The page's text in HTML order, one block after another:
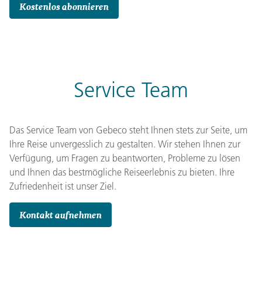
Kostenlos abonnieren
Service Team
Das Service Team von Gebeco steht Ihnen stets zur Seite, um
Ihre Reise unvergesslich zu gestalten. Wir stehen Ihnen zur
Verfügung, um Fragen zu beantworten, Probleme zu lösen
und Ihnen das bestmögliche Reiseerlebnis zu bieten. Ihre
Zufriedenheit ist unser Ziel.
Kontakt aufnehmen